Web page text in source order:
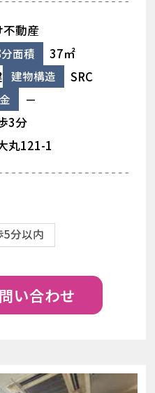
動産
面積 37㎡
建物構造 SRC
－
3分
丸121-1
5分以内
い合わせ